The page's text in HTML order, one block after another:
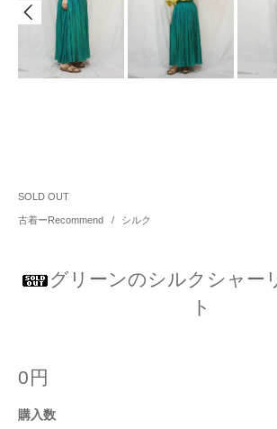
SOLD OUT
古着ーRecommend / シルク
グリーンのシルクシャー
ト
0円
購入数